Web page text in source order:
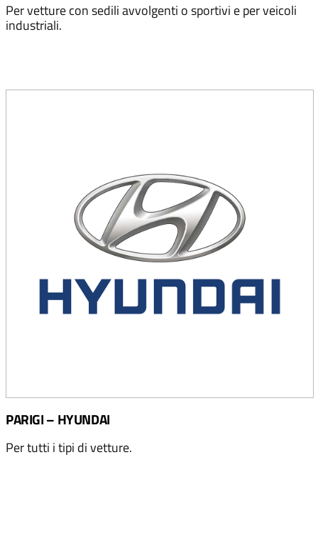
Per vetture con sedili avvolgenti o sportivi e per veicoli
industriali.
PARIGI – HYUNDAI
Per tutti i tipi di vetture.